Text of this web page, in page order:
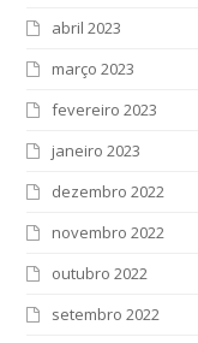
abril 2023
março 2023
fevereiro 2023
janeiro 2023
dezembro 2022
novembro 2022
outubro 2022
setembro 2022